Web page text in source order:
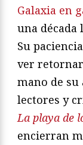
Galaxia en
una década
Su
ver retornar
mano de su
lectores y
La playa de
encierran